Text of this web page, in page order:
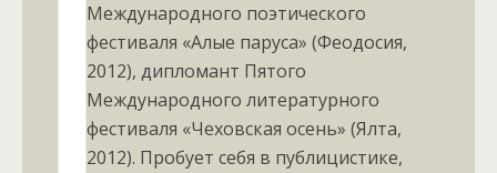
Международного поэтического
фестиваля «Алые паруса» (Феодосия,
2012), дипломант Пятого
Международного литературного
фестиваля «Чеховская осень» (Ялта,
2012). Пробует себя в публицистике,